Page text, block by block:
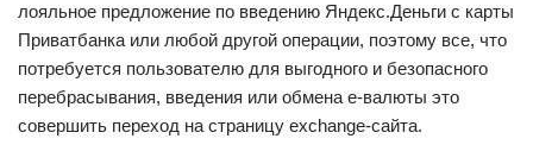
лояльное предложение по введению Яндекс.Деньги с карты
Приватбанка или любой другой операции, поэтому все, что
потребуется пользователю для выгодного и безопасного
перебрасывания, введения или обмена е-валюты это
совершить переход на страницу exchange-сайта.